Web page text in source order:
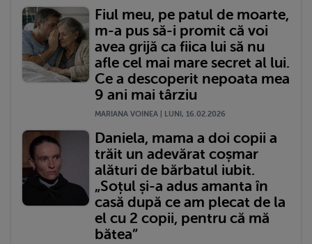
Fiul meu, pe patul de moarte,
m-a pus să-i promit că voi
avea grijă ca fiica lui să nu
afle cel mai mare secret al lui.
Ce a descoperit nepoata mea
9 ani mai târziu
MARIANA VOINEA | LUNI, 16.02.2026
Daniela, mama a doi copii a
trăit un adevărat coșmar
alături de bărbatul iubit.
„Soțul și-a adus amanta în
casă după ce am plecat de la
el cu 2 copii, pentru că mă
bătea”